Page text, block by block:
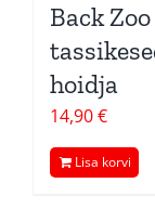
Back
hoidja
14,90€
Lisa korvi